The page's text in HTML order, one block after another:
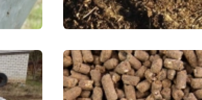
СЕМИЛУКИ
УСТЬ-КУТ
СЛОБОДСКОЙ
КОВЫЛКИНО
ПОЛЯРНЫЙ
КУЛЕБАКИ
СЕРГАЧ
ПОРХОВ